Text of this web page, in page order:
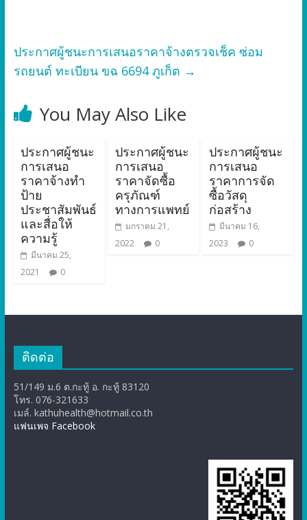
ประกาศผู้ชนะการเสนอราคาจ้างตรวจเช็ค ซ่อม
รถยนต์ ทะเบียน ขฉ 6694 ภูเก็ต →
You May Also Like
ประกาศผู้ชนะ
การเสนอ
ราคาจ้างทำ
ป้าย
ประชาสัมพันธ์
และสื่อให้
ความรู้
มีนาคม 25,
2021
0
ประกาศผู้ชนะ
การเสนอ
ราคาจัดซื้อ
ครุภัณฑ์
ทางการแพทย์
มกราคม 21,
2022
0
ประกาศผู้ชนะ
การเสนอ
ราคาการจัด
ซื้อวัสดุ
ก่อสร้าง
มีนาคม 16,
2023
0
ติดต่อ
51/149 ม.6 ต.กะทู้ อ. กะทู้ 83120
โทร. 076-321633
เมล์. kathuhealth@hotmail.co.th
แฟนเพจ Facebook